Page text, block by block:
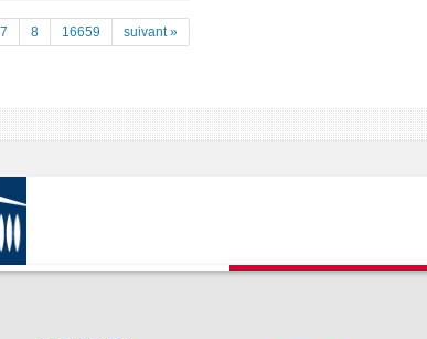
7 8 16659 suivant »